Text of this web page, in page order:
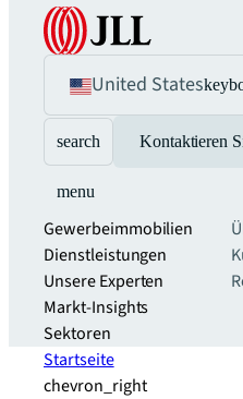
United States
search Kontaktieren
menu
Gewerbeimmobilien
Dienstleistungen
Unsere Experten
Markt-Insights
Sektoren​
Startseite
chevron_right